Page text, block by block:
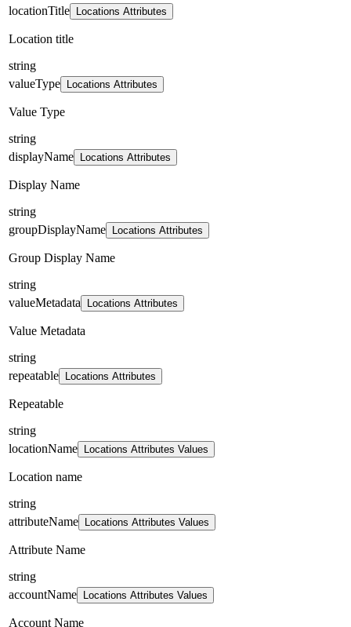
locationTitle
Locations Attributes
Location title
string
valueType
Locations Attributes
Value Type
string
displayName
Locations Attributes
Display Name
string
groupDisplayName
Locations Attributes
Group Display Name
string
valueMetadata
Locations Attributes
Value Metadata
string
repeatable
Locations Attributes
Repeatable
string
locationName
Locations Attributes Values
Location name
string
attributeName
Locations Attributes Values
Attribute Name
string
accountName
Locations Attributes Values
Account Name